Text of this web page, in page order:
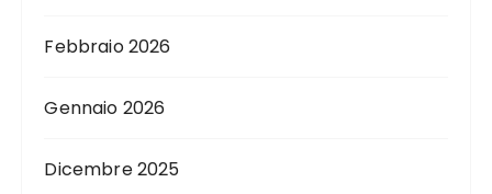
Febbraio 2026
Gennaio 2026
Dicembre 2025